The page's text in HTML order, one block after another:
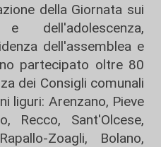
della Giornata sui
dell'adolescenza,
dell'assemblea e
partecipato oltre 80
dei Consigli comunali
liguri: Arenzano, Pieve
Recco, Sant'Olcese,
Zoagli, Bolano,